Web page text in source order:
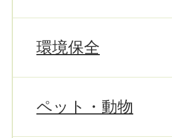
環境保全
ペット・動物